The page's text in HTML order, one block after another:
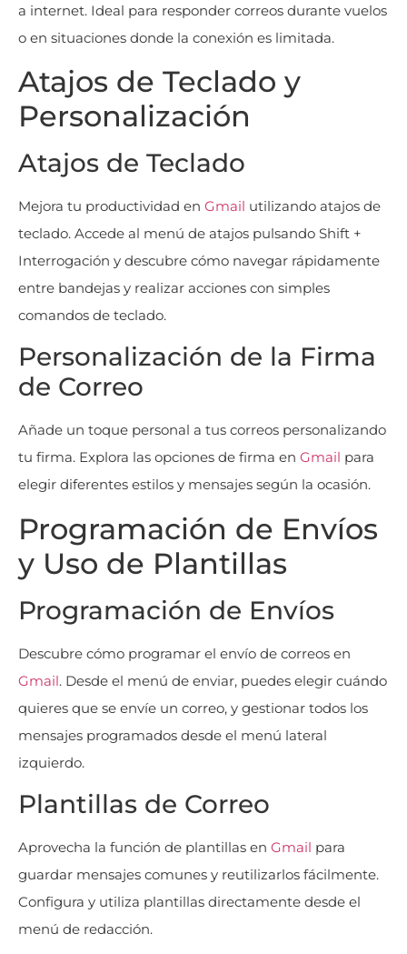
a internet. Ideal para responder correos durante vuelos
o en situaciones donde la conexión es limitada.
Atajos de Teclado y
Personalización
Atajos de Teclado
Mejora tu productividad en Gmail utilizando atajos de
teclado. Accede al menú de atajos pulsando Shift +
Interrogación y descubre cómo navegar rápidamente
entre bandejas y realizar acciones con simples
comandos de teclado.
Personalización de la Firma
de Correo
Añade un toque personal a tus correos personalizando
tu firma. Explora las opciones de firma en Gmail para
elegir diferentes estilos y mensajes según la ocasión.
Programación de Envíos
y Uso de Plantillas
Programación de Envíos
Descubre cómo programar el envío de correos en
Gmail. Desde el menú de enviar, puedes elegir cuándo
quieres que se envíe un correo, y gestionar todos los
mensajes programados desde el menú lateral
izquierdo.
Plantillas de Correo
Aprovecha la función de plantillas en Gmail para
guardar mensajes comunes y reutilizarlos fácilmente.
Configura y utiliza plantillas directamente desde el
menú de redacción.